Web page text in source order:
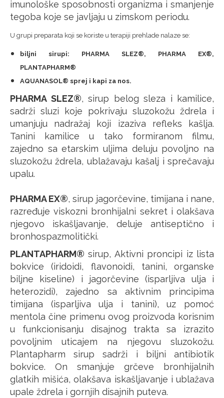
imunološke sposobnosti organizma i smanjenje
tegoba koje se javljaju u zimskom periodu.
U grupi preparata koji se koriste u terapiji prehlade nalaze se:
biljni sirupi: PHARMA SLEZ®, PHARMA EX®,
PLANTAPHARM®
AQUANASOL® sprej i kapi za nos.
PHARMA SLEZ®, sirup belog sleza i kamilice,
sadrži sluzi koje pokrivaju sluzokožu ždrela i
umanjuju nadražaj koji izaziva refleks kašlja.
Tanini kamilice u tako formiranom filmu,
zajedno sa etarskim uljima deluju povoljno na
sluzokožu ždrela, ublažavaju kašalj i sprečavaju
upalu.
PHARMA EX®, sirup jagorčevine, timijana i nane,
razređuje viskozni bronhijalni sekret i olakšava
njegovo iskašljavanje, deluje antiseptično i
bronhospazmolitički.
PLANTAPHARM® sirup, Aktivni proncipi iz lista
bokvice (iridoidi, flavonoidi, tanini, organske
biljne kiseline) i jagorčevine (isparljiva ulja i
heterozidi), zajedno sa aktivnim principima
timijana (isparljiva ulja i tanini), uz pomoć
mentola čine primenu ovog proizvoda korisnim
u funkcionisanju disajnog trakta sa izrazito
povoljnim uticajem na njegovu sluzokožu.
Plantapharm sirup sadrži i biljni antibiotik
bokvice. On smanjuje grčeve bronhijalnih
glatkih mišića, olakšava iskašljavanje i ublažava
upale ždrela i gornjih disajnih puteva.